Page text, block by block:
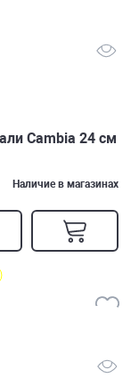
Cambia 24 см
Наличие в магазинах